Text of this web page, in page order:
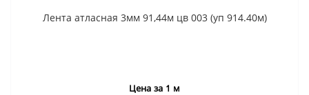
Лента атласная 3мм 91,44м цв 003 (уп 914.40м)
Цена за 1 м